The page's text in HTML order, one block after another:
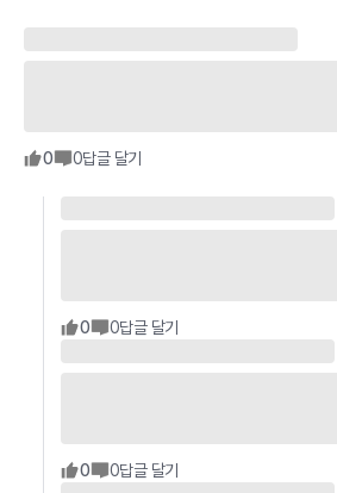
0 0답글 달기
0 0답글 달기
0 0답글 달기